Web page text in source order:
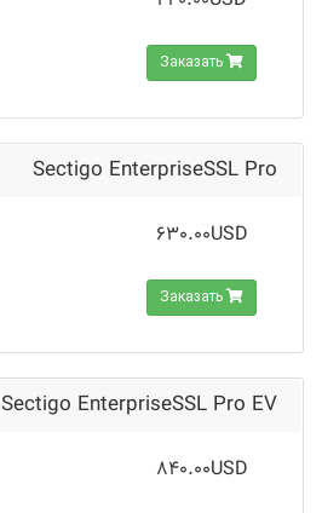
Заказать
Sectigo EnterpriseSSL Pro
630.00USD
Заказать
Sectigo EnterpriseSSL Pro EV
840.00USD